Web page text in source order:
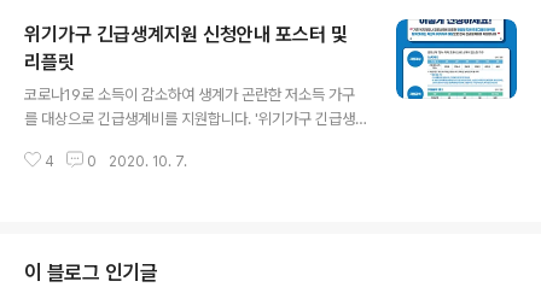
위기가구 긴급생계지원 신청안내 포스터 및
리플릿
코로나19로 소득이 감소하여 생계가 곤란한 저소득 가구
를 대상으로 긴급생계비를 지원합니다. '위기가구 긴급생
18:00까지 (일주일 연장됨) 신청하실 수 있습니다. ※ 온라
자료 바로가기
4 0 2020. 10. 7.
이 블로그 인기글